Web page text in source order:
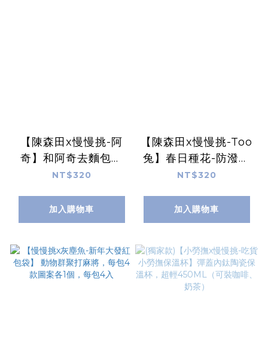
【陳森田x慢慢挑-阿
奇】和阿奇去麵包野
餐-防潑水提袋（可裝
NT$320
加入購物車
【陳森田x慢慢挑-Too
兔】春日種花-防潑水
提袋（可裝冰霸杯）
NT$320
加入購物車